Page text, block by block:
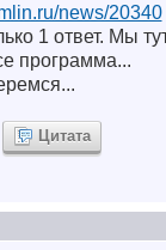
news/20340
1 ответ. Мы
программа...
Цитата